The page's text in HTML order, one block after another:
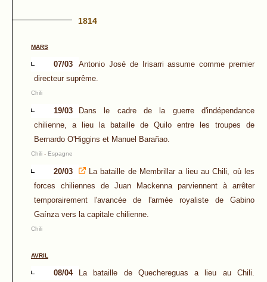
1814
MARS
07/03
Antonio José de Irisarri assume comme premier
directeur suprême.
Chili
19/03
Dans le cadre de la guerre d'indépendance
chilienne, a lieu la bataille de Quilo entre les troupes de
Bernardo O'Higgins et Manuel Barañao.
Chili - Espagne
20/03
La bataille de Membrillar a lieu au Chili, où les
forces chiliennes de Juan Mackenna parviennent à arrêter
temporairement l'avancée de l'armée royaliste de Gabino
Gaínza vers la capitale chilienne.
Chili
AVRIL
08/04
La bataille de Quechereguas a lieu au Chili.